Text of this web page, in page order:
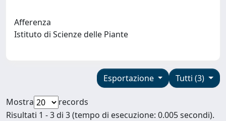
Afferenza
Istituto di Scienze delle Piante
Tutti (3)
Esportazione
Mostra
records
Risultati 1 - 3 di 3 (tempo di esecuzione: 0.005 secondi).